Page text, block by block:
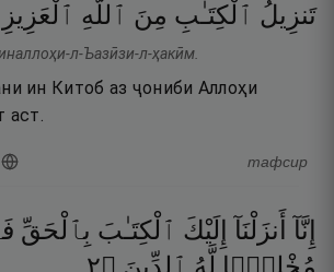
تَنزِيلُ ٱلْكِتَـٰبِ مِنَ ٱللَّهِ ٱلْعَزِيزِ
л-Ъазӣзи-л-ҳакӣм.
ин Китоб аз ҷониби Аллоҳи
аст.
тафсир
إِنَّآ أَنزَلْنَآ إِلَيْكَ ٱلْكِتَـٰبَ بِٱلْحَقِّ